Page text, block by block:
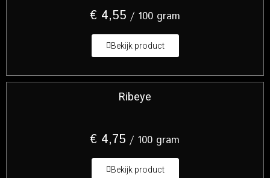
€ 4,55 / 100 gram
Bekijk product
Ribeye
€ 4,75 / 100 gram
Bekijk product